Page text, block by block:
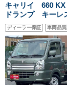
キャリイ 660
ドランプ キーレ
キ 後方誤発進抑
補助システム ア
ト オートライト
ディーラー保証 車両品